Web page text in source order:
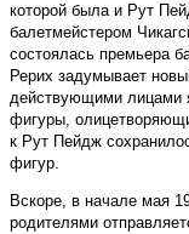
которой была и Рут
балетмейстером
состоялась премьера
Рерих задумывает
действующими лицами
фигуры,
к Рут Пейдж
фигур.
Вскоре, в начале мая
родителями